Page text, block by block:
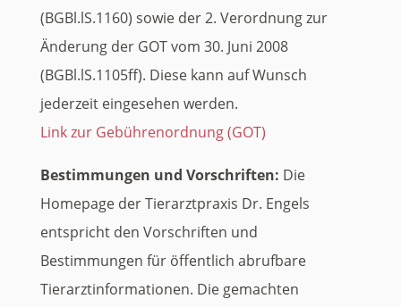
(BGBl.lS.1160) sowie der 2. Verordnung zur
Änderung der GOT vom 30. Juni 2008
(BGBl.lS.1105ff). Diese kann auf Wunsch
jederzeit eingesehen werden.
Link zur Gebührenordnung (GOT)
Bestimmungen und Vorschriften: Die
Homepage der Tierarztpraxis Dr. Engels
entspricht den Vorschriften und
Bestimmungen für öffentlich abrufbare
Tierarztinformationen. Die gemachten